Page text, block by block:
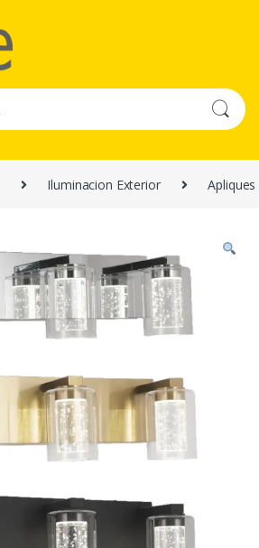
Iluminacion Exterior Apliques